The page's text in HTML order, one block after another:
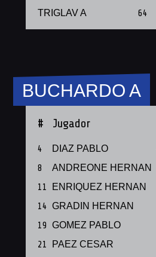
TRIGLAV A 64
BUCHARDO A
# Jugador
4 DIAZ PABLO
8
ANDREONE HERNAN
11
ENRIQUEZ HERNAN
14 GRADIN HERNAN
19 GOMEZ PABLO
21
PAEZ CESAR